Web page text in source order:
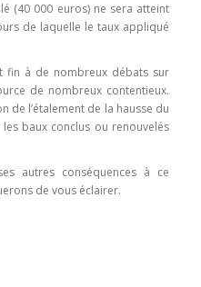
(40 000 euros) ne sera atteint
de laquelle le taux appliqué
fin à de nombreux débats sur
de nombreux contentieux.
de l’étalement de la hausse du
baux conclus ou renouvelés
autres conséquences à ce
de vous éclairer.